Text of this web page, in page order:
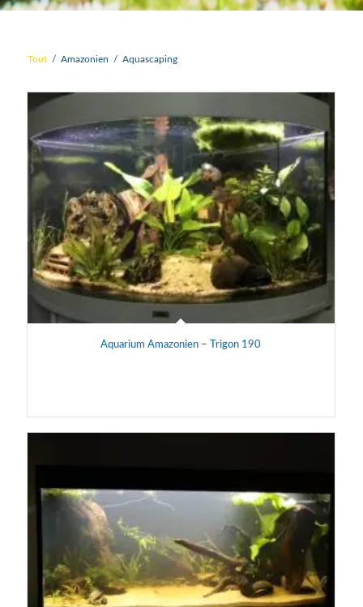
Tout / Amazonien / Aquascaping
Aquarium Amazonien – Trigon 190